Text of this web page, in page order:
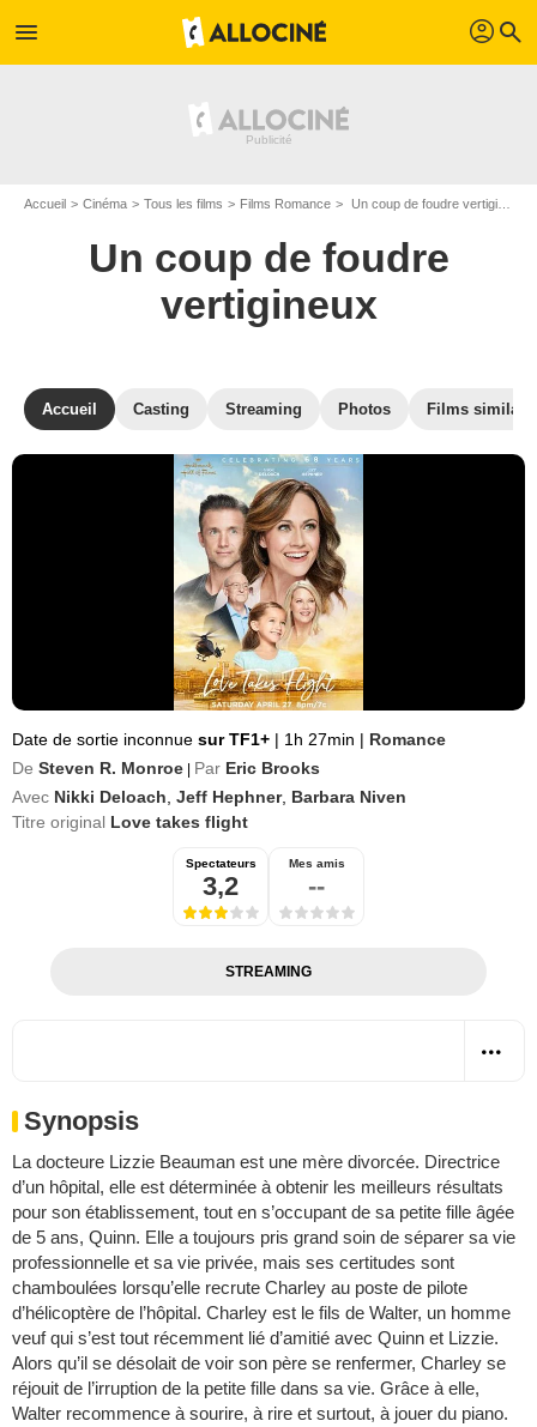
menu profil search
Accueil Cinéma Tous les films Films Romance Un coup de foudre vertigineux de Steven R. Monroe
Un coup de foudre
vertigineux
Accueil Casting Streaming Photos Films
Date de sortie inconnue sur TF1+ | 1h 27min | Romance
De Steven R. Monroe Par Eric Brooks
Avec Nikki Deloach Jeff Hephner, Barbara Niven
Titre original Love takes flight
Spectateurs
3,2
Mes amis
--
STREAMING
Synopsis
La docteure Lizzie Beauman est une mère divorcée. Directrice
d’un hôpital, elle est déterminée à obtenir les meilleurs résultats
pour son établissement, tout en s’occupant de sa petite fille âgée
de 5 ans, Quinn. Elle a toujours pris grand soin de séparer sa vie
professionnelle et sa vie privée, mais ses certitudes sont
chamboulées lorsqu’elle recrute Charley au poste de pilote
d’hélicoptère de l’hôpital. Charley est le fils de Walter, un homme
veuf qui s’est tout récemment lié d’amitié avec Quinn et Lizzie.
Alors qu’il se désolait de voir son père se renfermer, Charley se
réjouit de l’irruption de la petite fille dans sa vie. Grâce à elle,
Walter recommence à sourire, à rire et surtout, à jouer du piano.